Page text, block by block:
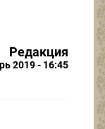
Редакция
2019 - 16:45